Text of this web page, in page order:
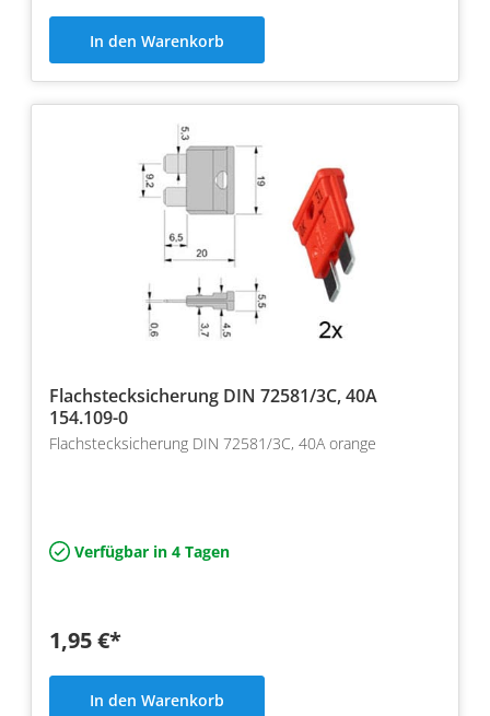
In den Warenkorb
Flachstecksicherung DIN 72581/3C, 40A
154.109-0
Flachstecksicherung DIN 72581/3C, 40A orange
Verfügbar in 4 Tagen
1,95 €*
In den Warenkorb